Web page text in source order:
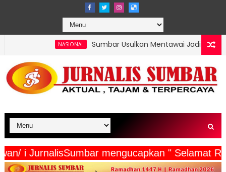
Sumbar Usulkan Mentawai Jadi Kawasan Tambak
i JurnalisSumbar mengucapkan "